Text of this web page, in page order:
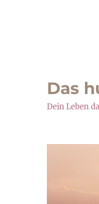
Das
Dein Leben